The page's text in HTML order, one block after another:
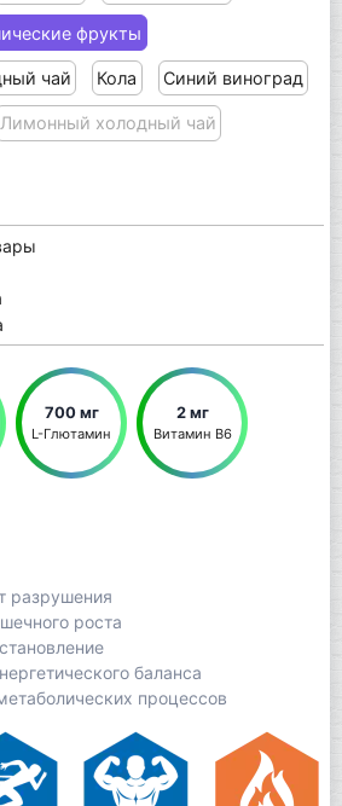
фрукты
чай Кола Синий виноград
Лимонный холодный чай
700 мг
L-Глютамин
2 мг
Витамин В6
разрушения
роста
баланса
процессов